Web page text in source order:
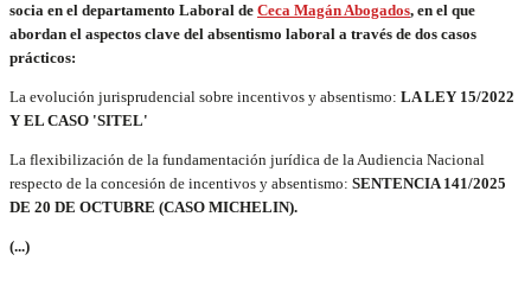
socia en el departamento Laboral de Ceca Magán Abogados, en el que
abordan el aspectos clave del absentismo laboral a través de dos casos
prácticos:
La evolución jurisprudencial sobre incentivos y absentismo: LA LEY 15/2022
Y EL CASO 'SITEL'
La flexibilización de la fundamentación jurídica de la Audiencia Nacional
respecto de la concesión de incentivos y absentismo: SENTENCIA 141/2025
DE 20 DE OCTUBRE (CASO MICHELIN).
(...)